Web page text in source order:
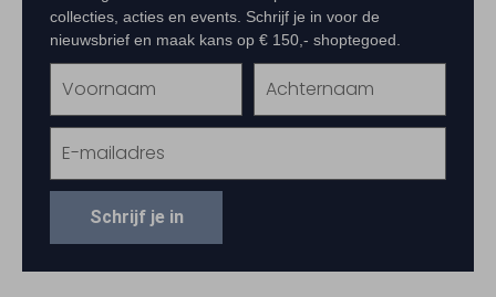
collecties, acties en events. Schrijf je in voor de
nieuwsbrief en maak kans op € 150,- shoptegoed.
Schrijf je in